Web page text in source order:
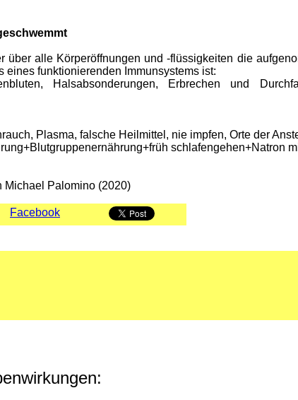
alle Körperöffnungen und -flüssigkeiten die
funktionierenden Immunsystems ist:
Halsabsonderungen, Erbrechen und
Plasma, falsche Heilmittel, nie impfen, Orte der
schlafengehen+Natron
Michael Palomino (2020)
Facebook